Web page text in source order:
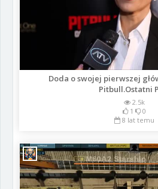
Doda o swojej pierwszej
Pitbull.Ostatni
2.5k
1
0
8 lat temu